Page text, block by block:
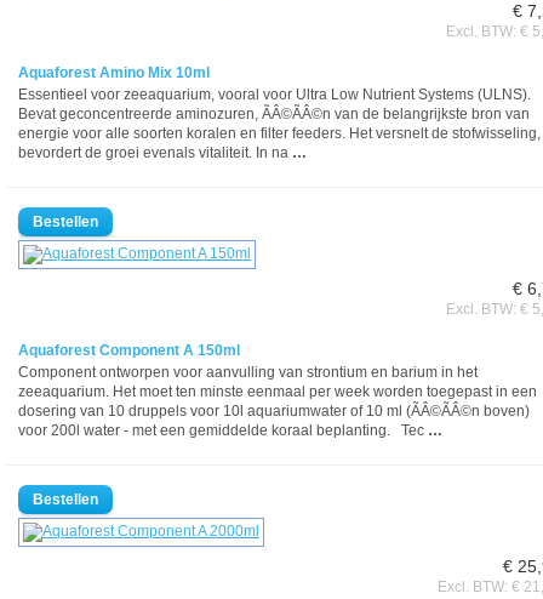
€
Excl. BTW: €
Aquaforest Amino Mix 10ml
Essentieel voor zeeaquarium, vooral voor Ultra Low Nutrient Systems (ULNS).
Bevat geconcentreerde aminozuren, ÃÂ©ÃÂ©n van de belangrijkste bron van
energie voor alle soorten koralen en filter feeders. Het versnelt de stofwisseling,
bevordert de groei evenals vitaliteit. In na …
€
Excl. BTW: €
Aquaforest Component A 150ml
Component ontworpen voor aanvulling van strontium en barium in het
zeeaquarium. Het moet ten minste eenmaal per week worden toegepast in een
dosering van 10 druppels voor 10l aquariumwater of 10 ml (ÃÂ©ÃÂ©n boven)
voor 200l water - met een gemiddelde koraal beplanting. Tec …
€
Excl. BTW: €